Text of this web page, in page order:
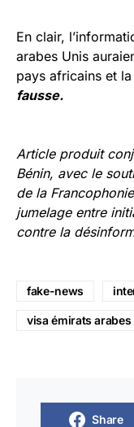
En clair,
arabes Unis
pays africains et
fausse.
Article produit
Bénin, avec le
de la
jumelage entre
contre la
fake-news
visa émirats arabes
Share